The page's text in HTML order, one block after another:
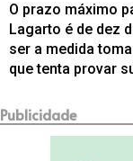
O prazo máximo
Lagarto é de dez
ser a medida
que tenta provar
Publicidade